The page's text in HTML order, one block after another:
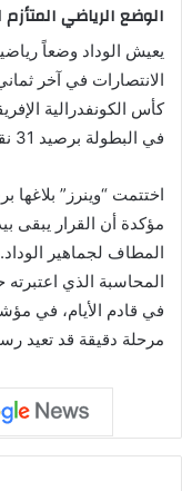
الوضع الرياضي المتأزم
يعيش الوداد وضعاً
الانتصارات في آخر
كأس الكونفدرالية
في البطولة برصيد 31 نقطة.
اختتمت “وينرز” بلاغها
مؤكدة أن القرار يبقى
المطاف لجماهير
المحاسبة الذي اعتبرته
في قادم الأيام، في
مرحلة دقيقة قد تعيد